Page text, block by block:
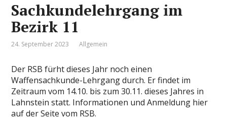
Sachkundelehrgang im
Bezirk 11
24. September 2023 Allgemein
Der RSB fürht dieses Jahr noch einen
Waffensachkunde-Lehrgang durch. Er findet im
Zeitraum vom 14.10. bis zum 30.11. dieses Jahres in
Lahnstein statt. Informationen und Anmeldung hier
auf der Seite vom RSB.